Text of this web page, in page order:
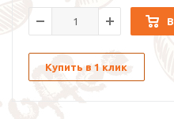
Купить в 1 клик